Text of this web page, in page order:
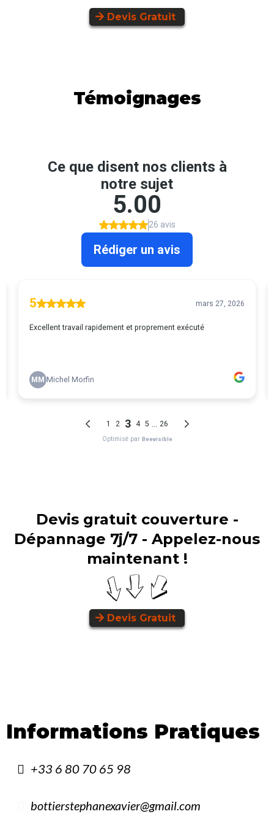
Devis Gratuit
Témoignages
Devis gratuit couverture -
Dépannage 7j/7 - Appelez-nous
maintenant !
Devis Gratuit
Informations Pratiques
+33 6 80 70 65 98
bottierstephanexavier@gmail.com